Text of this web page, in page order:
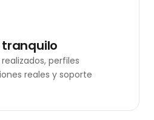
perfiles
reales y soporte